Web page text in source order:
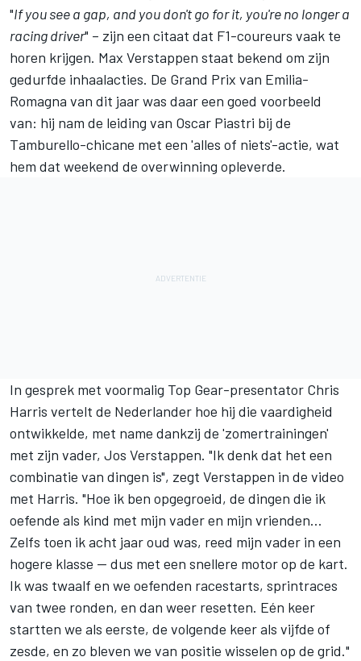
"If you see a gap, and you don't go for it, you're no longer a
racing driver" – zijn een citaat dat F1-coureurs vaak te
horen krijgen. Max Verstappen staat bekend om zijn
gedurfde inhaalacties. De Grand Prix van Emilia-
Romagna van dit jaar was daar een goed voorbeeld
van: hij nam de leiding van Oscar Piastri bij de
Tamburello-chicane met een 'alles of niets'-actie, wat
hem dat weekend de overwinning opleverde.
In gesprek met voormalig Top Gear-presentator Chris
Harris vertelt de Nederlander hoe hij die vaardigheid
ontwikkelde, met name dankzij de 'zomertrainingen'
met zijn vader, Jos Verstappen. "Ik denk dat het een
combinatie van dingen is", zegt Verstappen in de video
met Harris. "Hoe ik ben opgegroeid, de dingen die ik
oefende als kind met mijn vader en mijn vrienden...
Zelfs toen ik acht jaar oud was, reed mijn vader in een
hogere klasse — dus met een snellere motor op de kart.
Ik was twaalf en we oefenden racestarts, sprintraces
van twee ronden, en dan weer resetten. Eén keer
startten we als eerste, de volgende keer als vijfde of
zesde, en zo bleven we van positie wisselen op de grid."